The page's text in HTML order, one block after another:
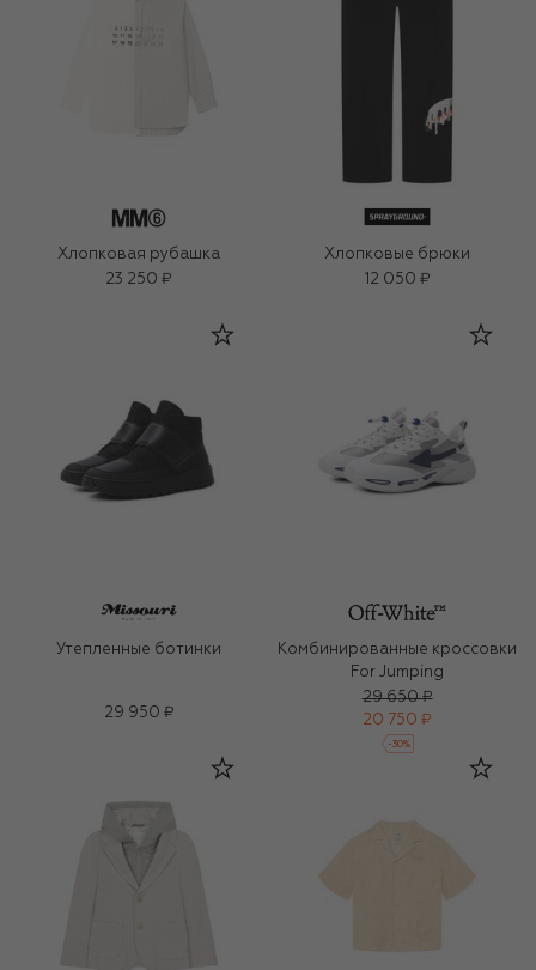
Хлопковая рубашка
23 250 ₽
Хлопковые брюки
12 050 ₽
Утепленные ботинки
29 950 ₽
Комбинированные кроссовки
For Jumping
29 650 ₽
20 750 ₽
-30%